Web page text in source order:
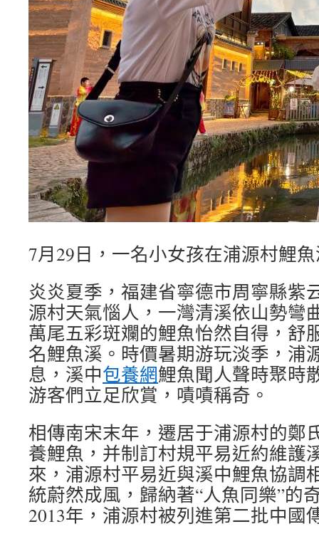
7月29日，一名小女孩在浦源村鯉
炎炎夏季，福建省寧德市周寧縣紫
源村天氣惱人，一灣清溪依山勢彎
萬尾五彩斑斕的鯉魚怡然自得，舒
名鯉魚溪。時價暑期游玩淡季，浦
息，溪中包養網鯉魚聞人聲時聚時
游客們立足欣賞，嘖嘖稱奇。
相傳南宋末年，遷居于浦源村的鄭
養鯉魚，并制訂村規平易近約維護
來，浦源村平易近與溪中鯉魚協調
統蔚然成風，歸納著“人魚同樂”的
2013年，浦源村被列進第二批中國